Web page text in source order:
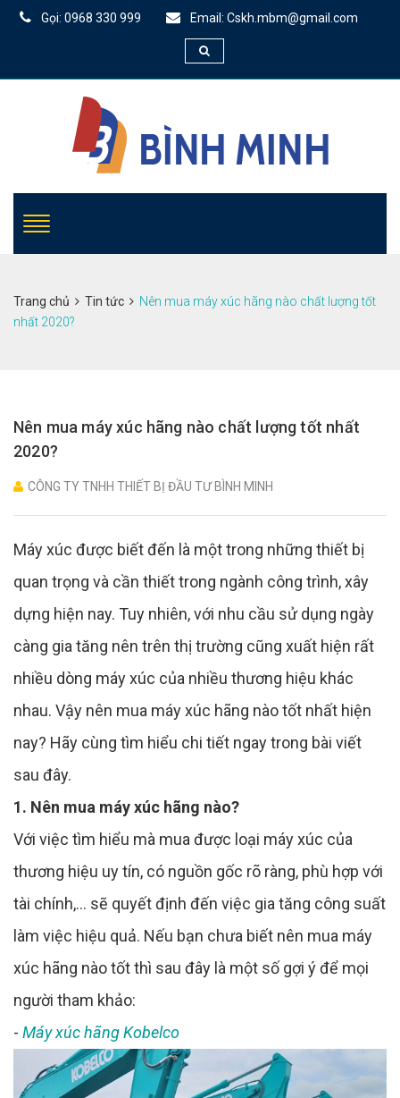
Gọi: 0968 330 999 Email: Cskh.mbm@gmail.com
Trang chủ Tin tức
Nên mua máy xúc hãng nào chất lượng tốt
nhất 2020?
Nên mua máy xúc hãng nào chất lượng tốt nhất
2020?
CÔNG TY TNHH THIẾT BỊ ĐẦU TƯ BÌNH MINH
Máy xúc được biết đến là một trong những thiết bị
quan trọng và cần thiết trong ngành công trình, xây
dựng hiện nay. Tuy nhiên, với nhu cầu sử dụng ngày
càng gia tăng nên trên thị trường cũng xuất hiện rất
nhiều dòng máy xúc của nhiều thương hiệu khác
nhau. Vậy nên mua máy xúc hãng nào tốt nhất hiện
nay? Hãy cùng tìm hiểu chi tiết ngay trong bài viết
sau đây.
1. Nên mua máy xúc hãng nào?
Với việc tìm hiểu mà mua được loại máy xúc của
thương hiệu uy tín, có nguồn gốc rõ ràng, phù hợp với
tài chính,… sẽ quyết định đến việc gia tăng công suất
làm việc hiệu quả. Nếu bạn chưa biết nên mua máy
xúc hãng nào tốt thì sau đây là một số gợi ý để mọi
người tham khảo:
- Máy xúc hãng Kobelco